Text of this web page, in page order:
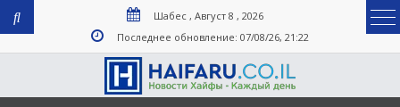
Шабес , Август 8 , 2026
Последнее обновление: 07/08/26, 21:22